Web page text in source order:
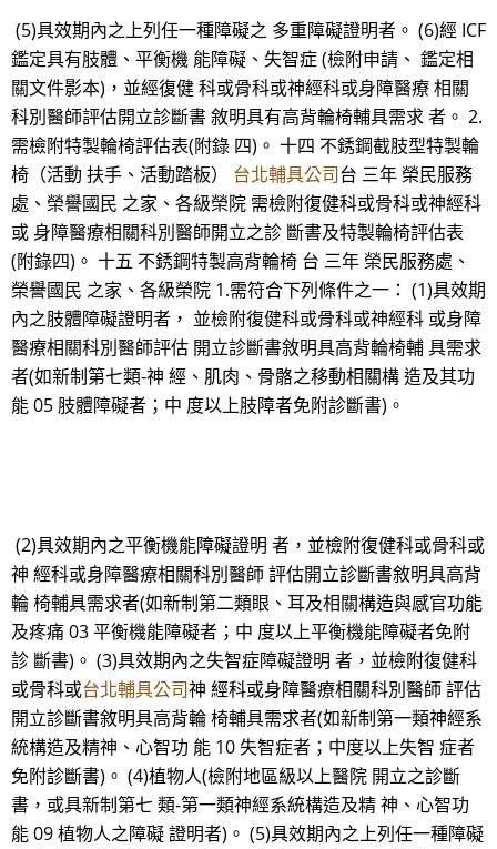
(5)具效期內之上列任一種障礙之 多重障礙證明者。 (6)經 ICF
鑑定具有肢體、平衡機 能障礙、失智症 (檢附申請、 鑑定相
關文件影本)，並經復健 科或骨科或神經科或身障醫療 相關
科別醫師評估開立診斷書 敘明具有高背輪椅輔具需求 者。 2.
需檢附特製輪椅評估表(附錄 四)。 十四 不銹鋼截肢型特製輪
椅（活動 扶手、活動踏板） 台北輔具公司台 三年 榮民服務
處、榮譽國民 之家、各級榮院 需檢附復健科或骨科或神經科
或 身障醫療相關科別醫師開立之診 斷書及特製輪椅評估表
(附錄四)。 十五 不銹鋼特製高背輪椅 台 三年 榮民服務處、
榮譽國民 之家、各級榮院 1.需符合下列條件之一： (1)具效期
內之肢體障礙證明者， 並檢附復健科或骨科或神經科 或身障
醫療相關科別醫師評估 開立診斷書敘明具高背輪椅輔 具需求
者(如新制第七類-神 經、肌肉、骨骼之移動相關構 造及其功
能 05 肢體障礙者；中 度以上肢障者免附診斷書)。
(2)具效期內之平衡機能障礙證明 者，並檢附復健科或骨科或
神 經科或身障醫療相關科別醫師 評估開立診斷書敘明具高背
輪 椅輔具需求者(如新制第二類眼、耳及相關構造與感官功能
及疼痛 03 平衡機能障礙者；中 度以上平衡機能障礙者免附
診 斷書)。 (3)具效期內之失智症障礙證明 者，並檢附復健科
或骨科或台北輔具公司神 經科或身障醫療相關科別醫師 評估
開立診斷書敘明具高背輪 椅輔具需求者(如新制第一類神經系
統構造及精神、心智功 能 10 失智症者；中度以上失智 症者
免附診斷書)。 (4)植物人(檢附地區級以上醫院 開立之診斷
書，或具新制第七 類-第一類神經系統構造及精 神、心智功
能 09 植物人之障礙 證明者)。 (5)具效期內之上列任一種障礙